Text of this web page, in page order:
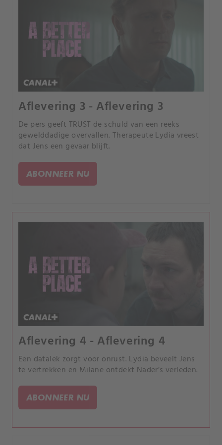
Aflevering 3 - Aflevering 3
De pers geeft TRUST de schuld van een reeks
gewelddadige overvallen. Therapeute Lydia vreest
dat Jens een gevaar blijft.
ABONNEER NU
Aflevering 4 - Aflevering 4
Een datalek zorgt voor onrust. Lydia beveelt Jens
te vertrekken en Milane ontdekt Nader’s verleden.
ABONNEER NU